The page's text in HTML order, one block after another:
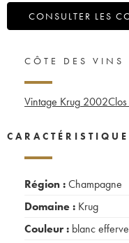
CONSULTER LES
CÔTE DES VINS
Vintage Krug 2002
Région :Champagne
Domaine : Krug
Couleur : blanc